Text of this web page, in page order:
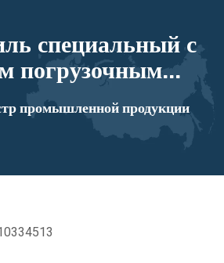
специальный с
погрузочным
типа КМА на
43118 и его
номер 10334513
промышленной продукции